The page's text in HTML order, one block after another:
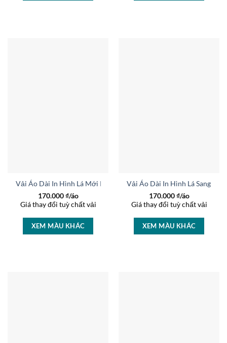
Vải Áo Dài In Hình Lá Mới Ra AD 44958
170.000₫/áo
Giá thay đổi tuỳ chất vải
XEM MÀU KHÁC
Vải Áo Dài In Hình Lá Sang
170.000₫/áo
Giá thay đổi tuỳ chất vải
XEM MÀU KHÁC